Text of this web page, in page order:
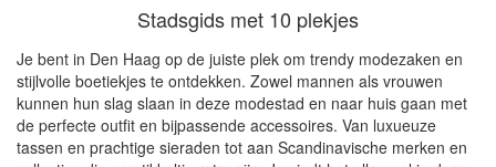
Stadsgids met 10 plekjes
Je bent in Den Haag op de juiste plek om trendy modezaken en
stijlvolle boetiekjes te ontdekken. Zowel mannen als vrouwen
kunnen hun slag slaan in deze modestad en naar huis gaan met
de perfecte outfit en bijpassende accessoires. Van luxueuze
tassen en prachtige sieraden tot aan Scandinavische merken en